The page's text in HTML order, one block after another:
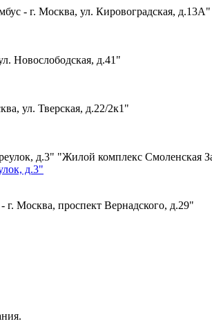
- г. Москва, ул. Кировоградская, д.13А"
Новослободская, д.41"
ул. Тверская, д.22/2к1"
"Жилой комплекс Смоленская
д.3"
Москва, проспект Вернадского, д.29"